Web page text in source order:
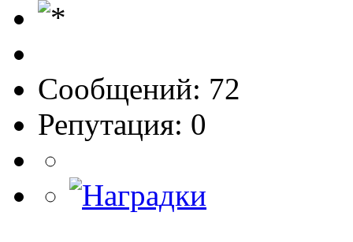
Сообщений: 72
Репутация: 0